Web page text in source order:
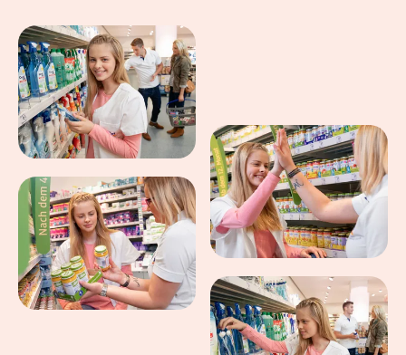
Eindrücke aus dem Arbeitsalltag